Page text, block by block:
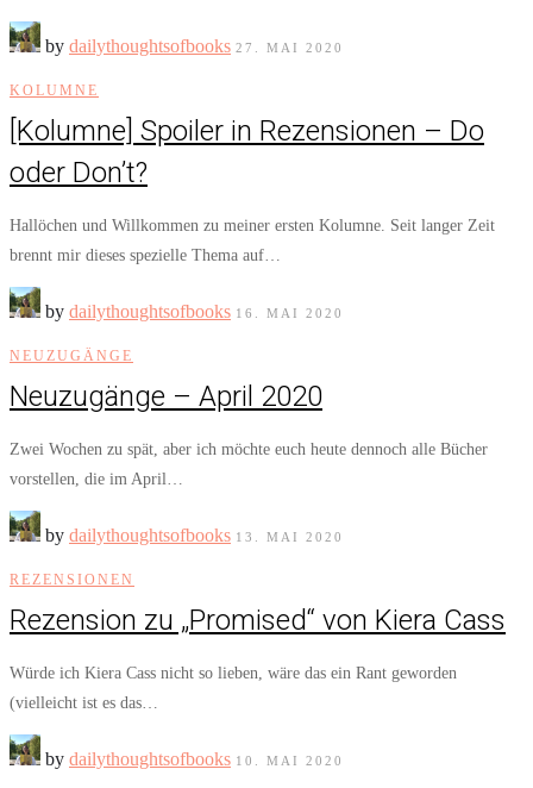
by dailythoughtsofbooks 27. MAI 2020
KOLUMNE
[Kolumne] Spoiler in Rezensionen – Do
oder Don’t?
Hallöchen und Willkommen zu meiner ersten Kolumne. Seit langer Zeit
brennt mir dieses spezielle Thema auf…
by dailythoughtsofbooks 16. MAI 2020
NEUZUGÄNGE
Neuzugänge – April 2020
Zwei Wochen zu spät, aber ich möchte euch heute dennoch alle Bücher
vorstellen, die im April…
by dailythoughtsofbooks 13. MAI 2020
REZENSIONEN
Rezension zu „Promised“ von Kiera Cass
Würde ich Kiera Cass nicht so lieben, wäre das ein Rant geworden
(vielleicht ist es das…
by dailythoughtsofbooks 10. MAI 2020